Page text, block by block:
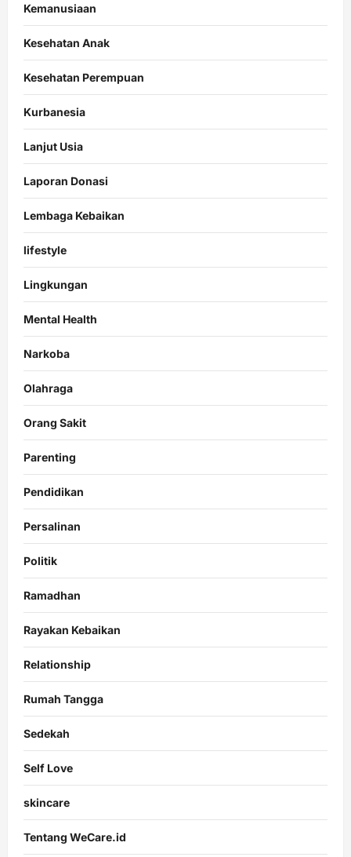
Kemanusiaan
Kesehatan Anak
Kesehatan Perempuan
Kurbanesia
Lanjut Usia
Laporan Donasi
Lembaga Kebaikan
lifestyle
Lingkungan
Mental Health
Narkoba
Olahraga
Orang Sakit
Parenting
Pendidikan
Persalinan
Politik
Ramadhan
Rayakan Kebaikan
Relationship
Rumah Tangga
Sedekah
Self Love
skincare
Tentang WeCare.id